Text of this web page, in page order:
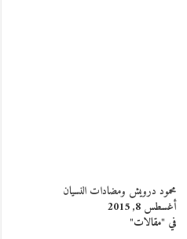
محمود درويش ومضادات النسيان
أغسطس 8, 2015
في "مقالات"